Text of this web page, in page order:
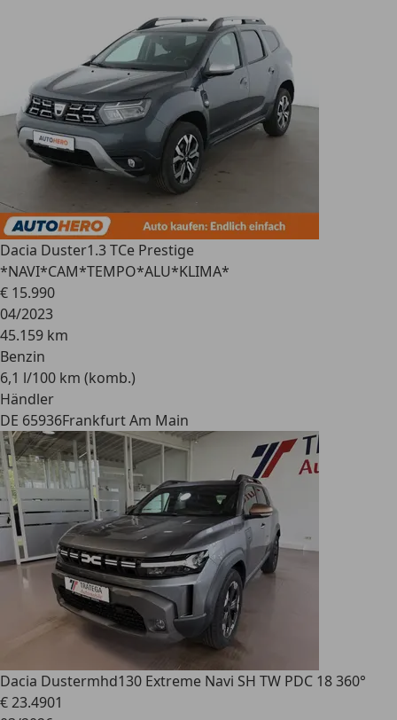
Dacia Duster1.3 TCe Prestige
*NAVI*CAM*TEMPO*ALU*KLIMA*
€ 15.990
04/2023
45.159 km
Benzin
6,1 l/100 km (komb.)
Händler
DE 65936Frankfurt Am Main
Dacia Dustermhd130 Extreme Navi SH TW PDC 18 360°
€ 23.4901